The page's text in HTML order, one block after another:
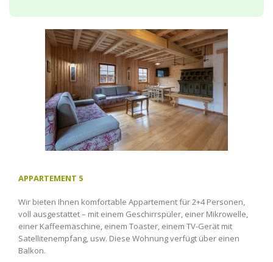
APPARTEMENT 5
Wir bieten Ihnen komfortable Appartement für 2+4 Personen,
voll ausgestattet – mit einem Geschirrspüler, einer Mikrowelle,
einer Kaffeemaschine, einem Toaster, einem TV-Gerät mit
Satellitenempfang, usw. Diese Wohnung verfügt über einen
Balkon.